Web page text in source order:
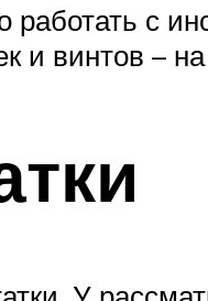
с
и винтов – на